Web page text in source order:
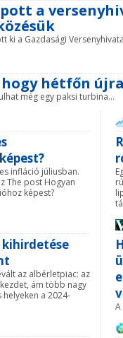
a
a Gazdasági
hogy hétfőn
még egy paksi turbina...
infláció júliusban.
The post Hogyan
képest?
az albérletpiac: az
ám több nagy
a 2024-